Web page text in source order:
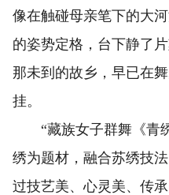
像在触碰母亲笔下的大
的姿势定格，台下静了
那未到的故乡，早已在
挂。
“藏族女子群舞《青绣
绣为题材，融合苏绣技
过技艺美、心灵美、传